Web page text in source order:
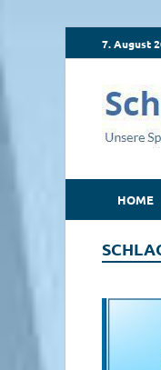
7. August
HOME